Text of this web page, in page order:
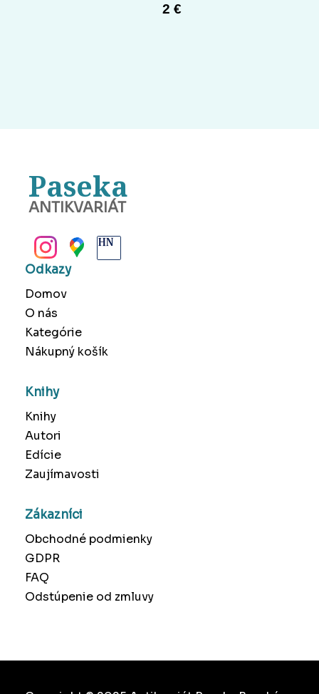
2 €
Paseka
ANTIKVARIÁT
Odkazy
Domov
O nás
Kategórie
Nákupný košík
Knihy
Knihy
Autori
Edície
Zaujímavosti
Zákazníci
Obchodné podmienky
GDPR
FAQ
Odstúpenie od zmluvy